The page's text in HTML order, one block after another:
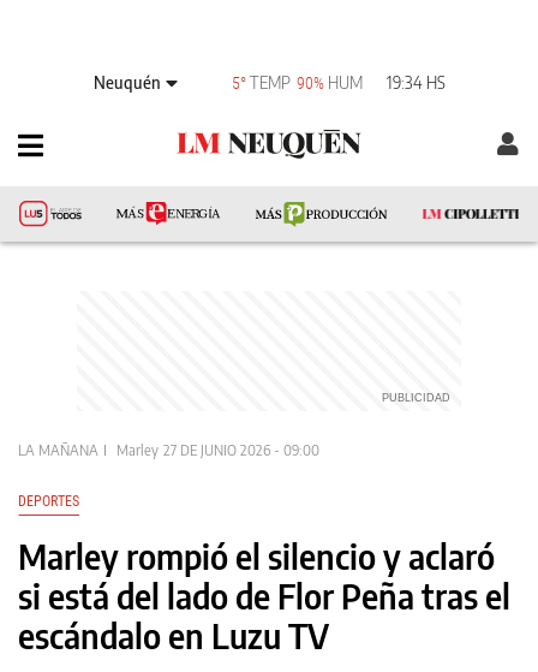
Neuquén 5° TEMP 90% HUM 19:34 HS
LA MAÑANA Marley 27 DE JUNIO 2026 - 09:00
DEPORTES
Marley rompió el silencio y aclaró
si está del lado de Flor Peña tras el
escándalo en Luzu TV